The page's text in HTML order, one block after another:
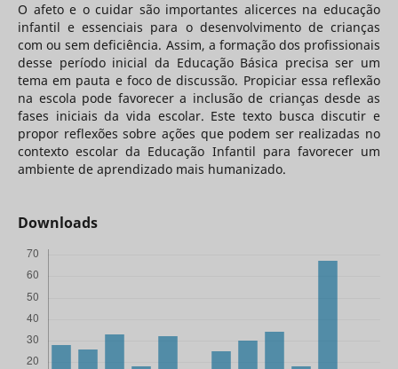
O afeto e o cuidar são importantes alicerces na educação
infantil e essenciais para o desenvolvimento de crianças
com ou sem deficiência. Assim, a formação dos profissionais
desse período inicial da Educação Básica precisa ser um
tema em pauta e foco de discussão. Propiciar essa reflexão
na escola pode favorecer a inclusão de crianças desde as
fases iniciais da vida escolar. Este texto busca discutir e
propor reflexões sobre ações que podem ser realizadas no
contexto escolar da Educação Infantil para favorecer um
ambiente de aprendizado mais humanizado.
Downloads